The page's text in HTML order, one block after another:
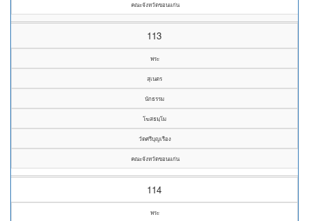
คณะจังหวัดขอนแก่น
113
พระ
สุเนตร
นักธรรม
โฆสธมฺโม
วัดศรีบุญเรือง
คณะจังหวัดขอนแก่น
114
พระ